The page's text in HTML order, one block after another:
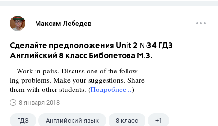
Максим Лебедев
Сделайте предположения Unit 2 №34 ГДЗ
Английский 8 класс Биболетова М.З.
Work in pairs. Discuss one of the follow-
ing problems. Make your suggestions. Share
them with other students. (Подробнее...)
8 января 2018
ГДЗ Английский язык 8 класс +1